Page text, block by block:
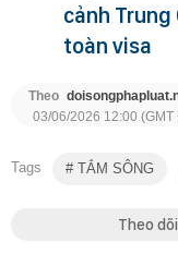
cảnh
toàn visa
Theo
03/06/2026 12:00 (GMT
Tags TẮM SÔNG
Theo